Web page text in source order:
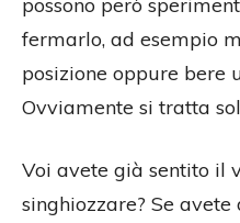
fermarlo, ad esempio
posizione oppure bere
Ovviamente si tratta
Voi avete già sentito il
singhiozzare? Se